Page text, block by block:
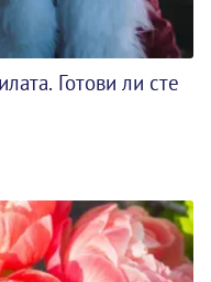
Готови ли сте